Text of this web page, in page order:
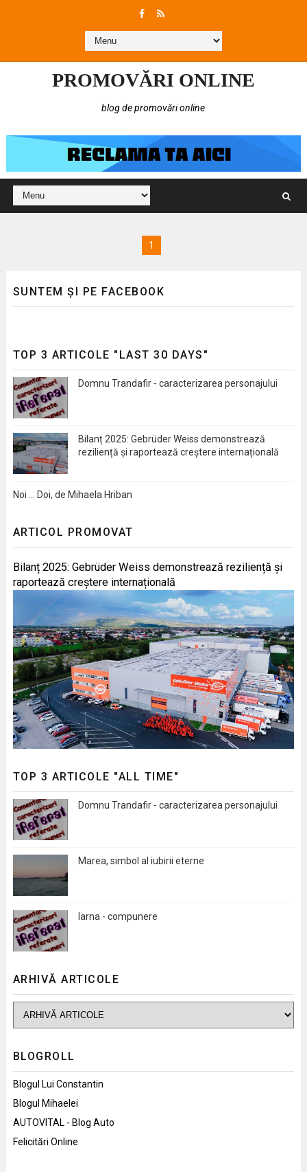
PROMOVĂRI ONLINE
blog de promovări online
1
SUNTEM ȘI PE FACEBOOK
TOP 3 ARTICOLE "LAST 30 DAYS"
Domnu Trandafir - caracterizarea personajului
Bilanț 2025: Gebrüder Weiss demonstrează
reziliență și raportează creștere internațională
Noi … Doi, de Mihaela Hriban
ARTICOL PROMOVAT
Bilanț 2025: Gebrüder Weiss demonstrează reziliență și
raportează creștere internațională
TOP 3 ARTICOLE "ALL TIME"
Domnu Trandafir - caracterizarea personajului
Marea, simbol al iubirii eterne
Iarna - compunere
ARHIVĂ ARTICOLE
BLOGROLL
Blogul Lui Constantin
Blogul Mihaelei
AUTOVITAL - Blog Auto
Felicitări Online